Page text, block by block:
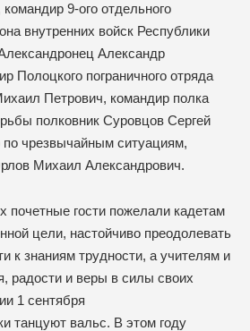
9-ого отдельного
внутренних войск Республики
Александр
Полоцкого пограничного отряда
Петрович, командир полка
полковник Суровцов Сергей
чрезвычайным ситуациям,
Михаил Александрович.
почетные гости пожелали кадетам
цели, настойчиво преодолевать
к знаниям трудности, а учителям и
радости и веры в силы своих
1 сентября
танцуют вальс. В этом году